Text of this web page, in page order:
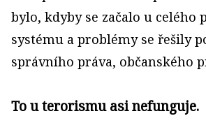
bylo, kdyby se začalo u celého
systému a problémy se řešily
správního práva, občanského
To u terorismu asi nefunguje.